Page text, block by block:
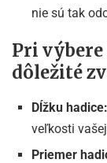
nie sú tak
Pri
dôležité
Dĺžku hadice:
veľkosti
Priemer